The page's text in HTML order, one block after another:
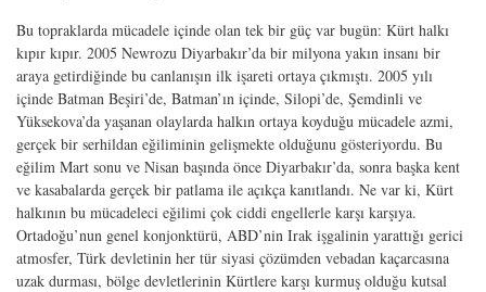
Bu topraklarda mücadele içinde olan tek bir güç var bugün: Kürt halkı
kıpır kıpır. 2005 Newrozu Diyarbakır’da bir milyona yakın insanı bir
araya getirdiğinde bu canlanışın ilk işareti ortaya çıkmıştı. 2005 yılı
içinde Batman Beşiri’de, Batman’ın içinde, Silopi’de, Şemdinli ve
Yüksekova’da yaşanan olaylarda halkın ortaya koyduğu mücadele azmi,
gerçek bir serhildan eğiliminin gelişmekte olduğunu gösteriyordu. Bu
eğilim Mart sonu ve Nisan başında önce Diyarbakır’da, sonra başka kent
ve kasabalarda gerçek bir patlama ile açıkça kanıtlandı. Ne var ki, Kürt
halkının bu mücadeleci eğilimi çok ciddi engellerle karşı karşıya.
Ortadoğu’nun genel konjonktürü, ABD’nin Irak işgalinin yarattığı gerici
atmosfer, Türk devletinin her tür siyasi çözümden vebadan kaçarcasına
uzak durması, bölge devletlerinin Kürtlere karşı kurmuş olduğu kutsal